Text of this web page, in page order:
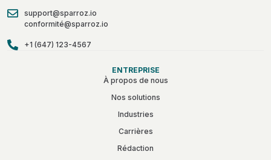
support@sparroz.io
conformité@sparroz.io
+1 (647) 123-4567
ENTREPRISE
À propos de nous
Nos solutions
Industries
Carrières
Rédaction